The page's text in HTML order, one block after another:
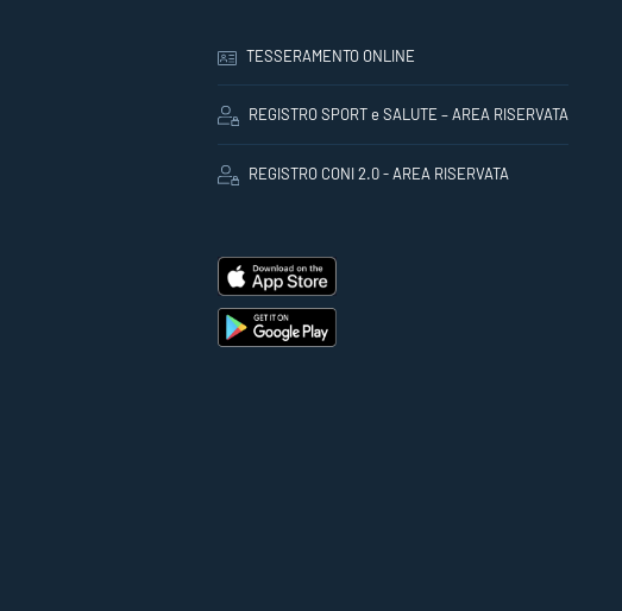
TESSERAMENTO ONLINE
REGISTRO SPORT e SALUTE – AREA RISERVATA
REGISTRO CONI 2.0 - AREA RISERVATA